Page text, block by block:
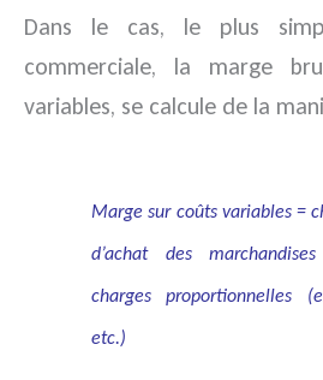
Dans le cas, le plus
commerciale, la marge
variables, se calcule de la
Marge sur coûts variables =
d’achat des
charges proportionnelles
etc.)